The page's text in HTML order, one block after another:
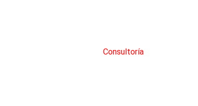
Consultoría